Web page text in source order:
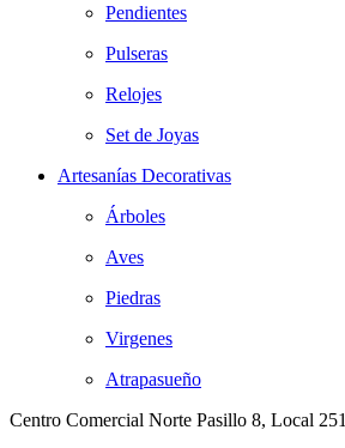
Pendientes
Pulseras
Relojes
Set de Joyas
Artesanías Decorativas
Árboles
Aves
Piedras
Virgenes
Atrapasueño
Centro Comercial Norte Pasillo 8, Local 251